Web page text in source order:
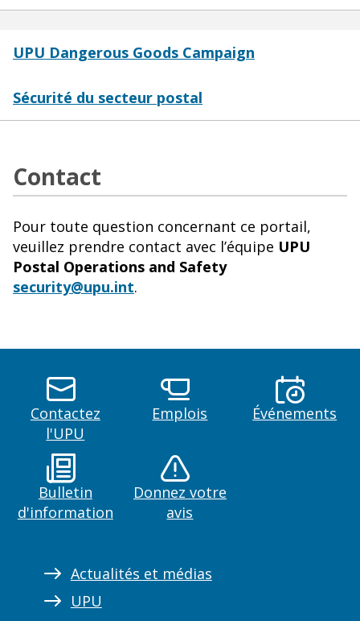
UPU Dangerous Goods Campaign
Sécurité du secteur postal
Contact
Pour toute question concernant ce portail,
veuillez prendre contact avec l’équipe UPU
Postal Operations and Safety
security@upu.int.
Contactez
l'UPU
Emplois Événements
Bulletin
d'information
Donnez votre
avis
Actualités et médias
UPU